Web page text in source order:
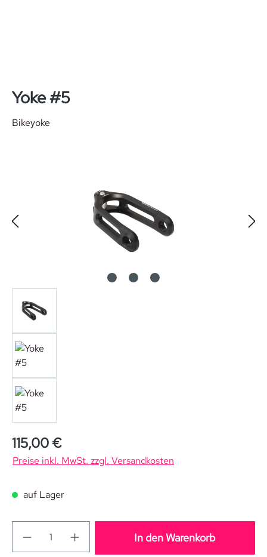
Zum Hauptinhalt springen
Yoke #5
Bikeyoke
Regulärer Preis:
115,00 €
Preise inkl. MwSt. zzgl. Versandkosten
auf Lager
In den Warenkorb